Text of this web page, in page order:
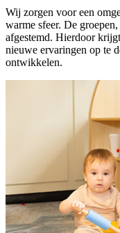
Wij zorgen voor een
warme sfeer. De
afgestemd. Hierdoor
nieuwe ervaringen op te
ontwikkelen.